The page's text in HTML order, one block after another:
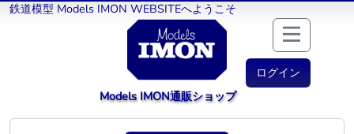
鉄道模型 Models IMON WEBSITEへようこそ
ログイン
Models IMON通販ショップ